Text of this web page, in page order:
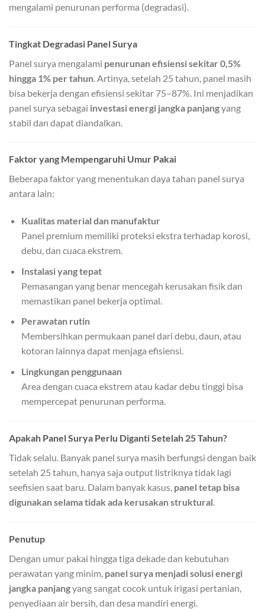
mengalami penurunan performa (degradasi).
Tingkat Degradasi Panel Surya
Panel surya mengalami penurunan efisiensi sekitar 0,5%
hingga 1% per tahun . Artinya, setelah 25 tahun, panel masih
bisa bekerja dengan efisiensi sekitar 75–87%. Ini menjadikan
panel surya sebagai investasi energi jangka panjangyang
stabil dan dapat diandalkan.
Faktor yang Mempengaruhi Umur Pakai
Beberapa faktor yang menentukan daya tahan panel surya
antara lain:
Kualitas material dan manufaktur
Panel premium memiliki proteksi ekstra terhadap korosi,
debu, dan cuaca ekstrem.
Instalasi yang tepat
Pemasangan yang benar mencegah kerusakan fisik dan
memastikan panel bekerja optimal.
Perawatan rutin
Membersihkan permukaan panel dari debu, daun, atau
kotoran lainnya dapat menjaga efisiensi.
Lingkungan penggunaan
Area dengan cuaca ekstrem atau kadar debu tinggi bisa
mempercepat penurunan performa.
Apakah Panel Surya Perlu Diganti Setelah 25 Tahun?
Tidak selalu. Banyak panel surya masih berfungsi dengan baik
setelah 25 tahun, hanya saja output listriknya tidak lagi
seefisien saat baru. Dalam banyak kasus, panel tetap bisa
digunakan selama tidak ada kerusakan struktural
Penutup
Dengan umur pakai hingga tiga dekade dan kebutuhan
perawatan yang minim, panel surya menjadi solusi energi
jangka panjangyang sangat cocok untuk irigasi pertanian,
penyediaan air bersih, dan desa mandiri energi.